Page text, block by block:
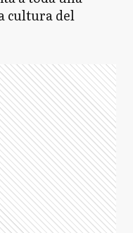
cultura del